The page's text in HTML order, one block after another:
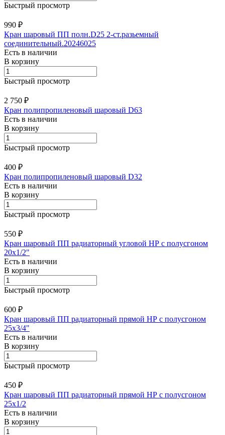
Быстрый просмотр
990 ₽
Кран шаровый ПП полн.D25 2-ст.разьемный
соединительный.20246025
Есть в наличии
В корзину
Быстрый просмотр
2 750 ₽
Кран полипропиленовый шаровый D63
Есть в наличии
В корзину
Быстрый просмотр
400 ₽
Кран полипропиленовый шаровый D32
Есть в наличии
В корзину
Быстрый просмотр
550 ₽
Кран шаровый ПП радиаторный угловой НР с полусгоном
20х1/2"
Есть в наличии
В корзину
Быстрый просмотр
600 ₽
Кран шаровый ПП радиаторный прямой НР с полусгоном
25х3/4"
Есть в наличии
В корзину
Быстрый просмотр
450 ₽
Кран шаровый ПП радиаторный прямой НР с полусгоном
25х1/2
Есть в наличии
В корзину